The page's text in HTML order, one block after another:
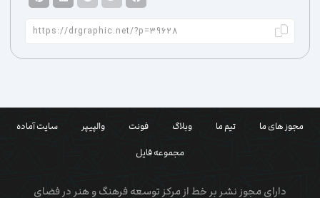
مجوز های ما تیم ما وبلاگ فونت والپیپر سایت آماده
مجموعه فایل
دارای مجوز نشر بر خط از مرکز توسعه فرهنگ و هنر در فضای